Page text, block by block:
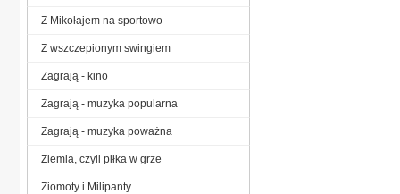
Z Mikołajem na sportowo
Z wszczepionym swingiem
Zagrają - kino
Zagrają - muzyka popularna
Zagrają - muzyka poważna
Ziemia, czyli piłka w grze
Ziomoty i Milipanty